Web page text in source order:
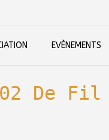
EVÈNEMENTS
02 De